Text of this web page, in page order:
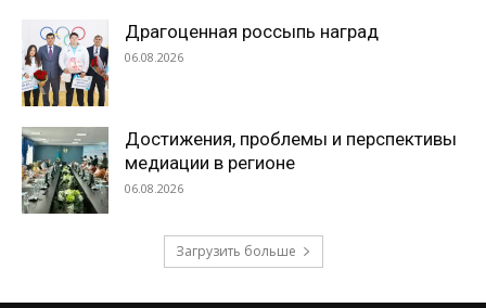
Драгоценная россыпь наград
06.08.2026
Достижения, проблемы и перспективы
медиации в регионе
06.08.2026
Загрузить больше